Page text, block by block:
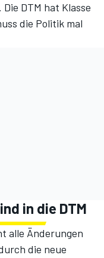
DTM hat Klasse
die Politik mal
in die DTM
alle Änderungen
die neue